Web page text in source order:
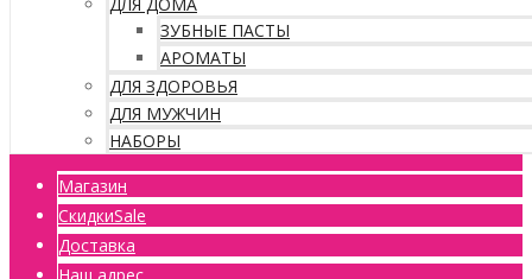
ЗУБНЫЕ ПАСТЫ
АРОМАТЫ
ДЛЯ ЗДОРОВЬЯ
ДЛЯ МУЖЧИН
НАБОРЫ
Магазин
СкидкиSale
Доставка